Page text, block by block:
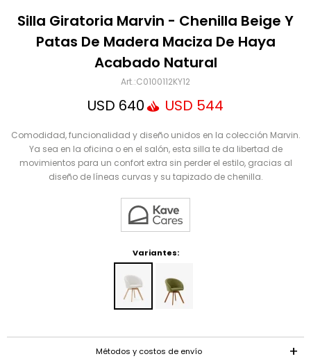
Silla Giratoria Marvin - Chenilla Beige Y
Patas De Madera Maciza De Haya
Acabado Natural
C0100112KY12
USD 640 USD 544
Comodidad, funcionalidad y diseño unidos en la colección Marvin.
Ya sea en la oficina o en el salón, esta silla te da libertad de
movimientos para un confort extra sin perder el estilo, gracias al
diseño de líneas curvas y su tapizado de chenilla.
Variantes:
Métodos y costos de envío
Mensaje